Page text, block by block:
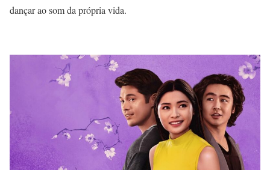
dançar ao som da própria vida.